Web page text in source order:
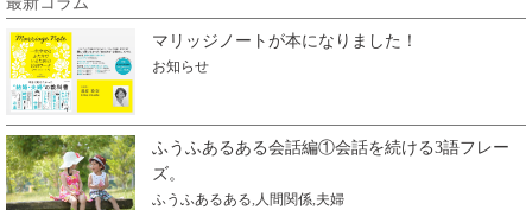
マリッジノートが本になりました！
お知らせ
ふうふあるある会話編①会話を続ける3語フレー
ズ。
ふうふあるある, 人間関係,夫婦